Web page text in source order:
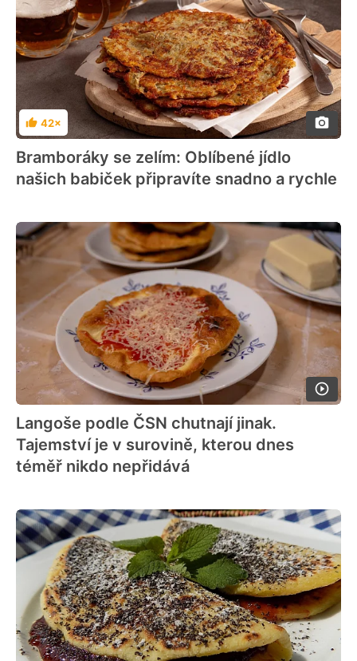
Hodnocení
42×
Bramboráky se zelím: Oblíbené jídlo
našich babiček připravíte snadno a rychle
Langoše podle ČSN chutnají jinak.
Tajemství je v surovině, kterou dnes
téměř nikdo nepřidává